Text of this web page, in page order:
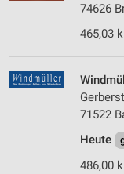
74626
465,03
71522
Heute
486,00